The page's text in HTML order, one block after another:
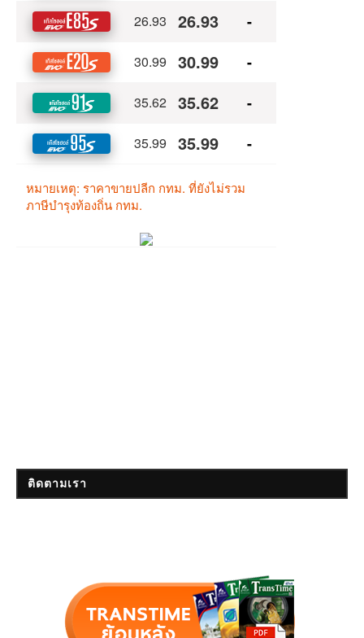
ติดตามเรา